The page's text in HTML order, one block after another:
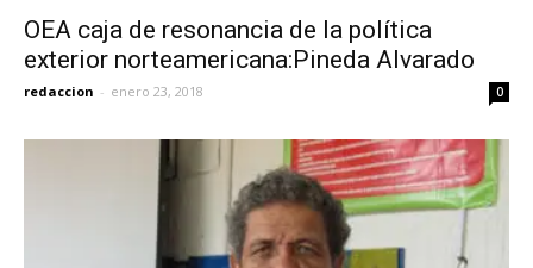
OEA caja de resonancia de la política
exterior norteamericana:Pineda Alvarado
redaccion - enero 23, 2018 0